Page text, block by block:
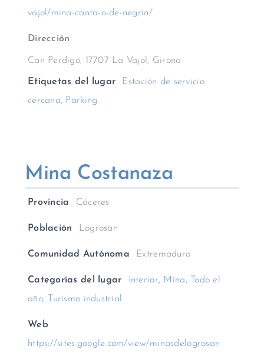
vajol/mina-canta-o-de-negrin/
Dirección
Can Perdigó, 17707 La Vajol, Girona
Etiquetas del lugar
Estación de servicio
cercana, Parking
Mina Costanaza
Provincia Cáceres
Población Logrosán
Comunidad Autónoma Extremadura
Categorías del lugar Interior, Mina,
Todo el
año, Turismo industrial
Web
https://sites.google.com/view/minasdelogrosan